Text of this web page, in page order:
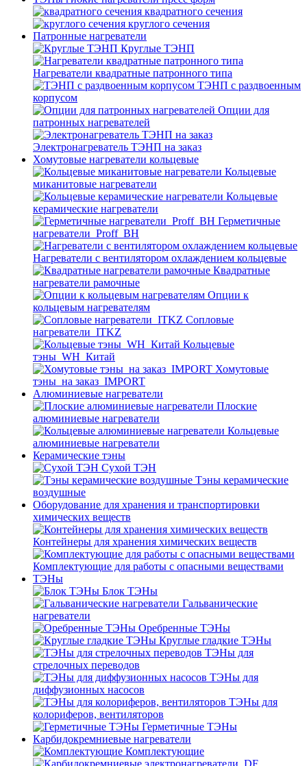
квадратного сечения
круглого сечения
Патронные нагреватели
Круглые ТЭНП
Нагреватели квадратные патронного типа
ТЭНП с раздвоенным
корпусом
Опции для
патронных нагревателей
Электронагреватель ТЭНП на заказ
Хомутовые нагреватели кольцевые
Кольцевые
миканитовые нагреватели
Кольцевые
керамические нагреватели
Герметичные
нагреватели_Proff_BH
Нагреватели с вентилятором охлаждением кольцевые
Квадратные
нагреватели рамочные
Опции к
кольцевым нагревателям
Cопловые
нагреватели_ITKZ
Кольцевые
тэны_WH_Китай
Хомутовые
тэны_на заказ_IMPORT
Алюминиевые нагреватели
Плоские
алюминиевые нагреватели
Кольцевые
алюминиевые нагреватели
Керамические тэны
Сухой ТЭН
Тэны керамические
воздушные
Оборудование для хранения и транспортировки
химических веществ
Контейнеры для хранения химических веществ
Комплектующие для работы с опасными веществами
ТЭНы
Блок ТЭНы
Гальванические
нагреватели
Оребренные ТЭНы
Круглые гладкие ТЭНы
ТЭНы для
стрелочных переводов
ТЭНы для
диффузионных насосов
ТЭНы для
колориферов, вентиляторов
Герметичные ТЭНы
Карбидокремниевые нагреватели
Комплектующие